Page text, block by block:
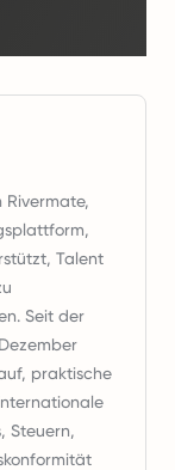
Rivermate,
Talent
Seit der
praktische
Steuern,